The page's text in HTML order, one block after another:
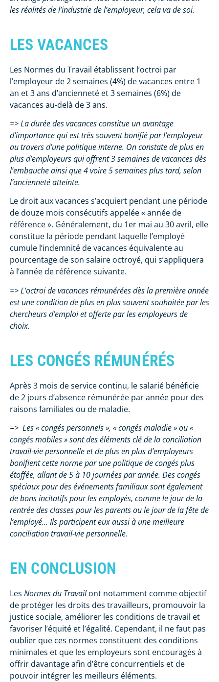
les réalités de l’industrie de l’employeur, cela va de soi.
LES VACANCES
Les Normes du Travail établissent l’octroi par
l’employeur de 2 semaines (4%) de vacances entre 1
an et 3 ans d’ancienneté et 3 semaines (6%) de
vacances au-delà de 3 ans.
=> La durée des vacances constitue un avantage
d’importance qui est très souvent bonifié par l’employeur
au travers d’une politique interne. On constate de plus en
plus d’employeurs qui offrent 3 semaines de vacances dès
l’embauche ainsi que 4 voire 5 semaines plus tard, selon
l’ancienneté atteinte.
Le droit aux vacances s’acquiert pendant une période
de douze mois consécutifs appelée « année de
référence ». Généralement, du 1er mai au 30 avril, elle
constitue la période pendant laquelle l’employé
cumule l’indemnité de vacances équivalente au
pourcentage de son salaire octroyé, qui s’appliquera
à l’année de référence suivante.
=> L’octroi de vacances rémunérées dès la première année
est une condition de plus en plus souvent souhaitée par les
chercheurs d’emploi et offerte par les employeurs de
choix.
LES CONGÉS RÉMUNÉRÉS
Après 3 mois de service continu, le salarié bénéficie
de 2 jours d’absence rémunérée par année pour des
raisons familiales ou de maladie.
=> Les « congés personnels », « congés maladie » ou «
congés mobiles » sont des éléments clé de la conciliation
travail-vie personnelle et de plus en plus d’employeurs
bonifient cette norme par une politique de congés plus
étoffée, allant de 5 à 10 journées par année. Des congés
spéciaux pour des événements familiaux sont également
de bons incitatifs pour les employés, comme le jour de la
rentrée des classes pour les parents ou le jour de la fête de
l’employé… Ils participent eux aussi à une meilleure
conciliation travail-vie personnelle.
EN CONCLUSION
Les Normes du Travailont notamment comme objectif
de protéger les droits des travailleurs, promouvoir la
justice sociale, améliorer les conditions de travail et
favoriser l’équité et l’égalité. Cependant, il ne faut pas
oublier que ces normes constituent des conditions
minimales et que les employeurs sont encouragés à
offrir davantage afin d’être concurrentiels et de
pouvoir intégrer les meilleurs éléments.